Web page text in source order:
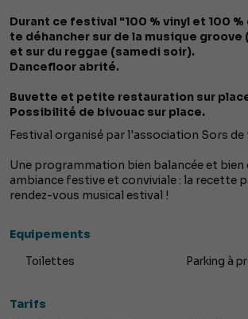
Durant ce festival "100 % vinyl et 100
te déhancher sur de la musique
et sur du reggae (samedi soir).
Dancefloor abrité.
Buvette et petite restauration sur
Possibilité de bivouac sur place.
Festival organisé par l'association Sors de
Une programmation bien balancée et bien
ambiance festive et conviviale : la recette
rendez-vous musical estival !
Equipements
Toilettes Parking à
Tarifs